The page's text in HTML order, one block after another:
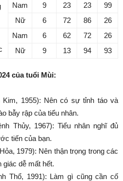
Nam 9 23 23
99
Nữ
6 72 86 26
Nam 6 62 72
26
Nữ
9 13 94 93
của tuổi Mùi:
1955): Nên có sự tỉnh táo và
bẫy rập của tiểu nhân.
Thủy, 1967): Tiểu nhân nghĩ đủ
tiến của bạn.
1979): Nên thận trọng trong các
giác dễ mất hết.
Thổ, 1991): Làm gì cũng cần cố